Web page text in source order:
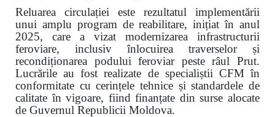
Reluarea circulației este rezultatul implementării
unui amplu program de reabilitare, inițiat în anul
2025, care a vizat modernizarea infrastructurii
feroviare, inclusiv înlocuirea traverselor și
recondiționarea podului feroviar peste râul Prut.
Lucrările au fost realizate de specialiștii CFM în
conformitate cu cerințele tehnice și standardele de
calitate în vigoare, fiind finanțate din surse alocate
de Guvernul Republicii Moldova.